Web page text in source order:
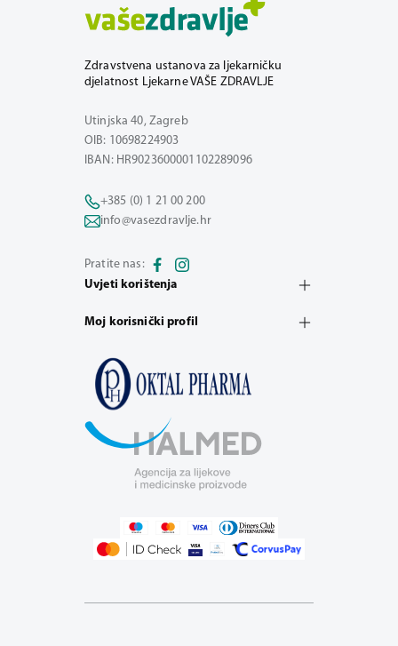
Zdravstvena ustanova za ljekarničku
djelatnost Ljekarne VAŠE ZDRAVLJE
Utinjska 40, Zagreb
OIB: 10698224903
IBAN: HR9023600001102289096
+385 (0) 1 21 00 200
info@vasezdravlje.hr
Pratite nas:
Uvjeti korištenja
Moj korisnički profil